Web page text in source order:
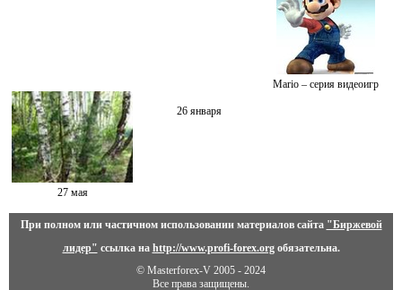
Mario – серия видеоигр
27 мая
26 января
При полном или частичном использовании материалов сайта "Биржевой
лидер" ссылка на http://www.profi-forex.orgобязательна.
© Masterforex-V 2005 - 2024
Все права защищены.